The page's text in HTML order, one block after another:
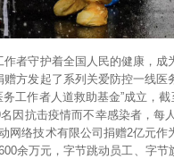
者守护着全国人民的健康，
方发起了系列关爱防控一线
工作者人道救助基金”成立，
因抗击疫情而不幸感染者，每
网络技术有限公司捐赠2亿元
余万元，字节跳动员工、字